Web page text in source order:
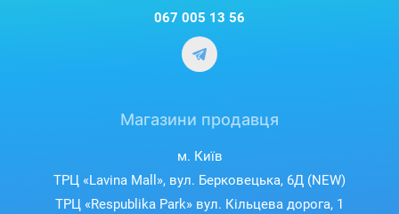
067 005 13 56
Магазини продавця
м. Київ
ТРЦ «Lavina Mall», вул. Берковецька, 6Д (NEW)
ТРЦ «Respublika Park» вул. Кільцева дорога, 1